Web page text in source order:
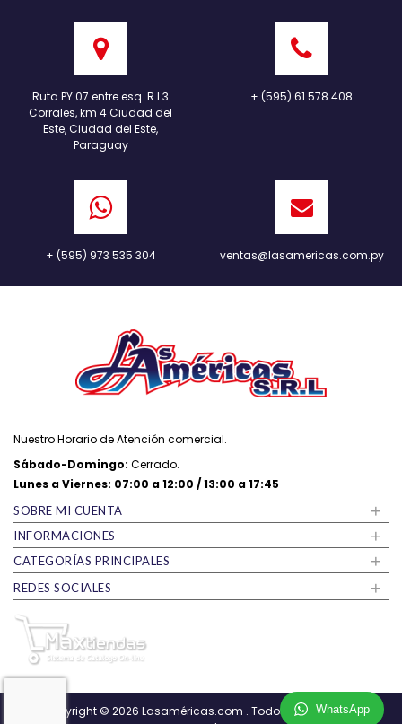
Ruta PY 07 entre esq. R.I.3
Corrales, km 4 Ciudad del
Este, Ciudad del Este,
Paraguay
+ (595) 61 578 408
+ (595) 973 535 304 ventas@lasamericas.com.py
Nuestro Horario de Atención comercial.
Sábado-Domingo: Cerrado.
Lunes a Viernes: 07:00 a 12:00 / 13:00 a 17:45
SOBRE MI CUENTA +
INFORMACIONES +
CATEGORÍAS PRINCIPALES +
REDES SOCIALES +
Copyright © 2026 Lasaméricas.com . Todos los derechos
WhatsApp